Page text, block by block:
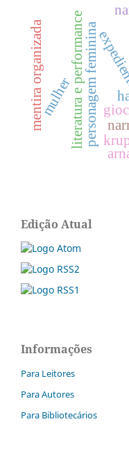
personagem feminina
literatura e performance
mulher
mentira organizada
Edição Atual
Informações
Para Leitores
Para Autores
Para Bibliotecários